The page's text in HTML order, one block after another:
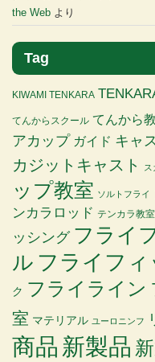
the Web より
Tag
KIWAMI TENKARA
てんからスクール てんから
アカップ ガイド キャ
カジットキャスト
ス
ップ教室 ソルトフライ
ンカラロッド テンカラ教室
ッシング フライ
ル フライフ
ク フライライン
室 マテリアル ユーロニンフ
商品 新製品